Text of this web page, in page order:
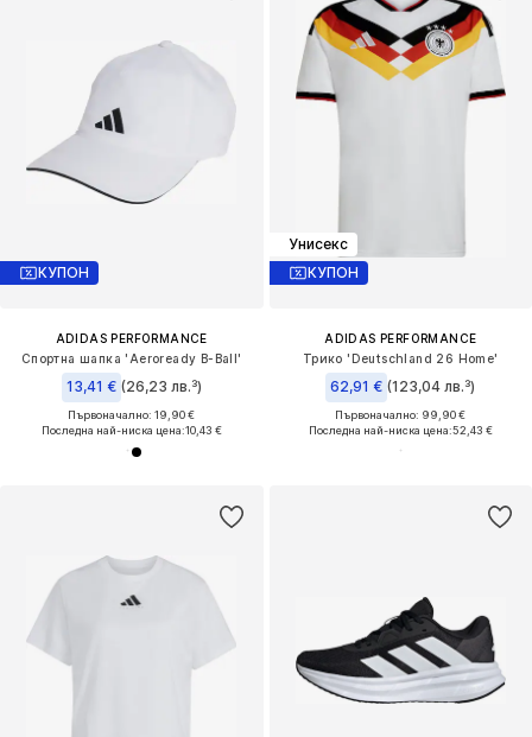
КУПОН
ADIDAS PERFORMANCE
Спортна шапка 'Aeroready B-Ball'
13,41 € (26,23 лв.³)
Първоначално: 19,90 €
Последна най-ниска цена:10,43 €
Унисекс
КУПОН
ADIDAS PERFORMANCE
Трико 'Deutschland 26 Home'
62,91 € (123,04 лв.³)
Първоначално: 99,90 €
Последна най-ниска цена:52,43 €